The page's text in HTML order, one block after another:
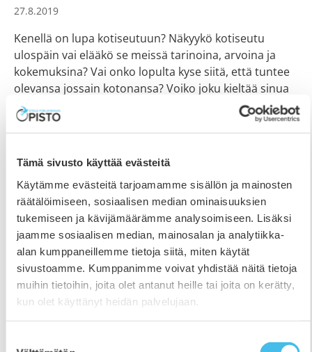
Tämä sivusto käyttää evästeitä
Käytämme evästeitä tarjoamamme sisällön ja mainosten
räätälöimiseen, sosiaalisen median ominaisuuksien
tukemiseen ja kävijämäärämme analysoimiseen. Lisäksi
jaamme sosiaalisen median, mainosalan ja analytiikka-
alan kumppaneillemme tietoja siitä, miten käytät
sivustoamme. Kumppanimme voivat yhdistää näitä tietoja
muihin tietoihin, joita olet antanut heille tai joita on kerätty,
kun olet käyttänyt heidän palvelujaan.
27.8.2019
Kenellä on lupa kotiseutuun? Näkyykö kotiseutu
ulospäin vai elääkö se meissä tarinoina, arvoina ja
kokemuksina? Vai onko lopulta kyse siitä, että tuntee
olevansa jossain kotonansa? Voiko joku kieltää sinua
elämästä kotiseutuasi? Kirjoittamattomat on näyttely,
joka haastaa pohtimaan näitä kysymyksiä ja luomaan
tarinaa, jossa tärkeää ei ole se mistä tulimme, vaan
se, että olemme kaikki täällä.